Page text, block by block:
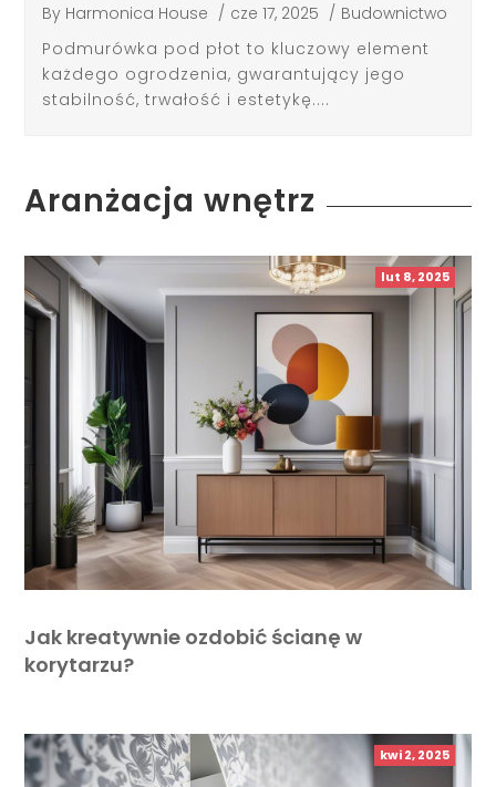
By Harmonica House / cze 17, 2025 / Budownictwo
Podmurówka pod płot to kluczowy element
każdego ogrodzenia, gwarantujący jego
stabilność, trwałość i estetykę....
Aranżacja wnętrz
lut 8, 2025
Jak kreatywnie ozdobić ścianę w
korytarzu?
kwi 2, 2025